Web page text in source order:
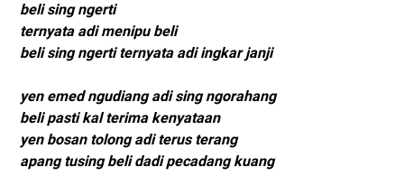
beli sing ngerti
ternyata adi menipu beli
beli sing ngerti ternyata adi ingkar janji
yen emed ngudiang adi sing ngorahang
beli pasti kal terima kenyataan
yen bosan tolong adi terus terang
apang tusing beli dadi pecadang kuang